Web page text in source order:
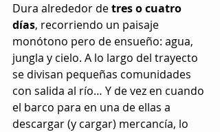
Dura alrededor de tres o cuatro
días, recorriendo un paisaje
monótono pero de ensueño: agua,
jungla y cielo. A lo largo del trayecto
se divisan pequeñas comunidades
con salida al río… Y de vez en cuando
el barco para en una de ellas a
descargar (y cargar) mercancía, lo